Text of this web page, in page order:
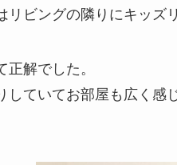
リビングの隣りにキッズ
正解でした。
していてお部屋も広く感